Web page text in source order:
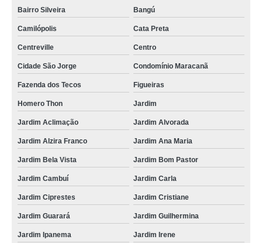
Bairro Silveira Bangú
Camilópolis Cata Preta
Centreville Centro
Cidade São Jorge Condomínio Maracanã
Fazenda dos Tecos Figueiras
Homero Thon Jardim
Jardim Aclimação Jardim Alvorada
Jardim Alzira Franco Jardim Ana Maria
Jardim Bela Vista Jardim Bom Pastor
Jardim Cambuí Jardim Carla
Jardim Ciprestes Jardim Cristiane
Jardim Guarará Jardim Guilhermina
Jardim Ipanema Jardim Irene